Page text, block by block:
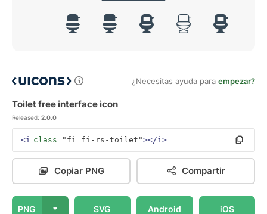
¿Necesitas ayuda para empezar?
Toilet free interface icon
Released: 2.0.0
<i class="fi fi-rs-toilet"></i>
Copiar PNG Compartir
PNG SVG Android iOS